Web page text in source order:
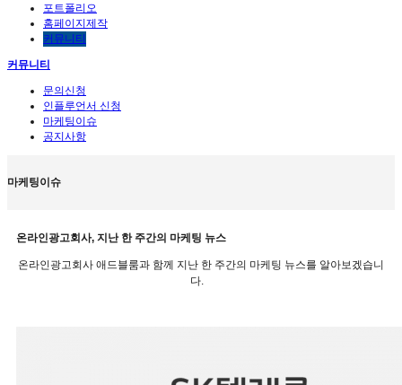
포트폴리오
홈페이지제작
커뮤니티
커뮤니티
문의신청
인플루언서 신청
마케팅이슈
공지사항
마케팅이슈
온라인광고회사, 지난 한 주간의 마케팅 뉴스
온라인광고회사 애드블룸과 함께 지난 한 주간의 마케팅 뉴스를 알아보겠습니
다.